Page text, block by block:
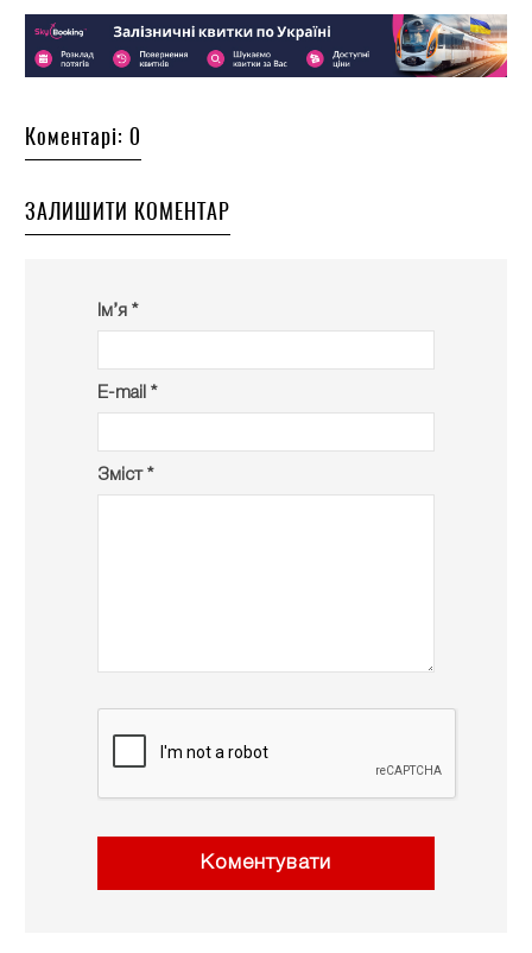
Коментарі: 0
ЗАЛИШИТИ КОМЕНТАР
Ім’я *
E-mail *
Зміст *
Коментувати